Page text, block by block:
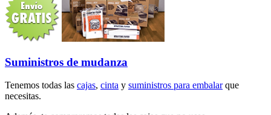
Suministros de mudanza
Tenemos todas las cajas, cinta y suministros para embalarque
necesitas.